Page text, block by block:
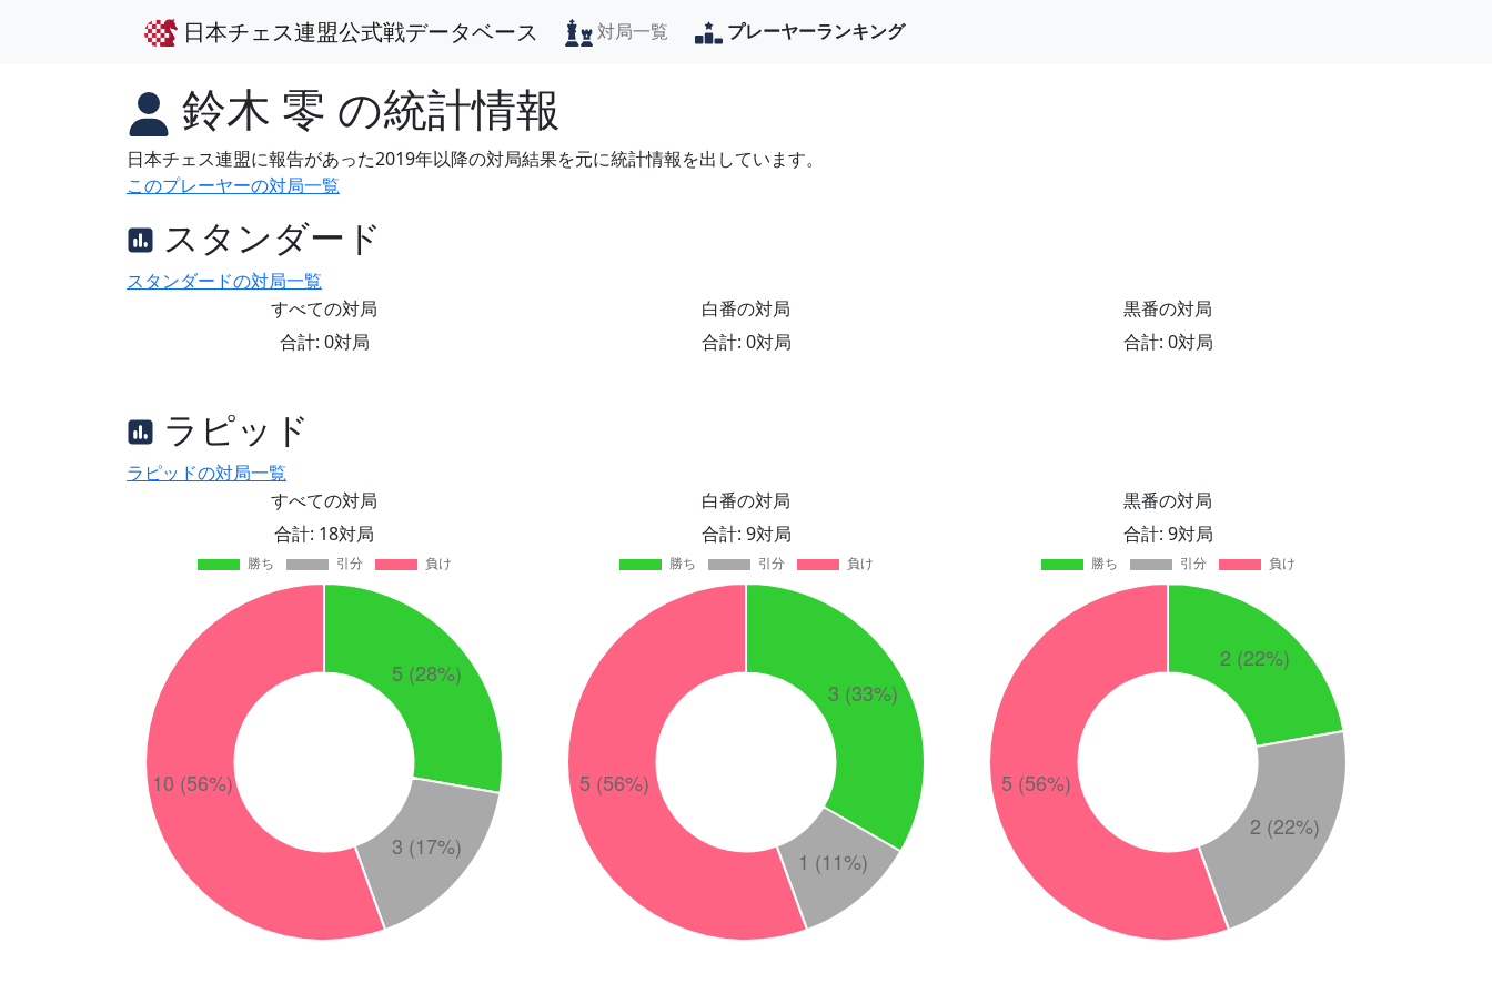
日本チェス連盟公式戦データベース 対局一覧 プレーヤーランキング
鈴木 零 の統計情報
日本チェス連盟に報告があった2019年以降の対局結果を元に統計情報を出しています。
このプレーヤーの対局一覧
スタンダード
スタンダードの対局一覧
すべての対局
合計: 0対局
白番の対局
合計: 0対局
黒番の対局
合計: 0対局
ラピッド
ラピッドの対局一覧
すべての対局
合計: 18対局
白番の対局
合計: 9対局
黒番の対局
合計: 9対局